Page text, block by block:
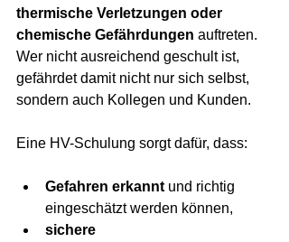
thermische Verletzungen oder
chemische Gefährdungen auftreten.
Wer nicht ausreichend geschult ist,
gefährdet damit nicht nur sich selbst,
sondern auch Kollegen und Kunden.
Eine HV-Schulung sorgt dafür, dass:
Gefahren erkannt und richtig
eingeschätzt werden können,
sichere